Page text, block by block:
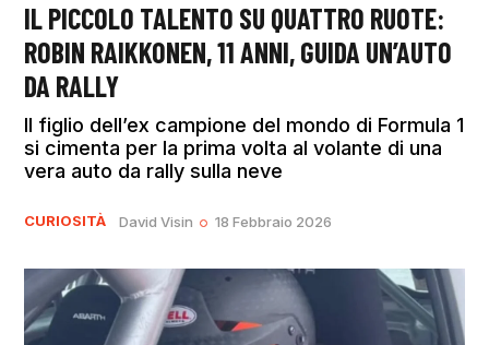
IL PICCOLO TALENTO SU QUATTRO RUOTE:
ROBIN RAIKKONEN, 11 ANNI, GUIDA UN’AUTO
DA RALLY
Il figlio dell’ex campione del mondo di Formula 1
si cimenta per la prima volta al volante di una
vera auto da rally sulla neve
CURIOSITÀ David Visin 18 Febbraio 2026